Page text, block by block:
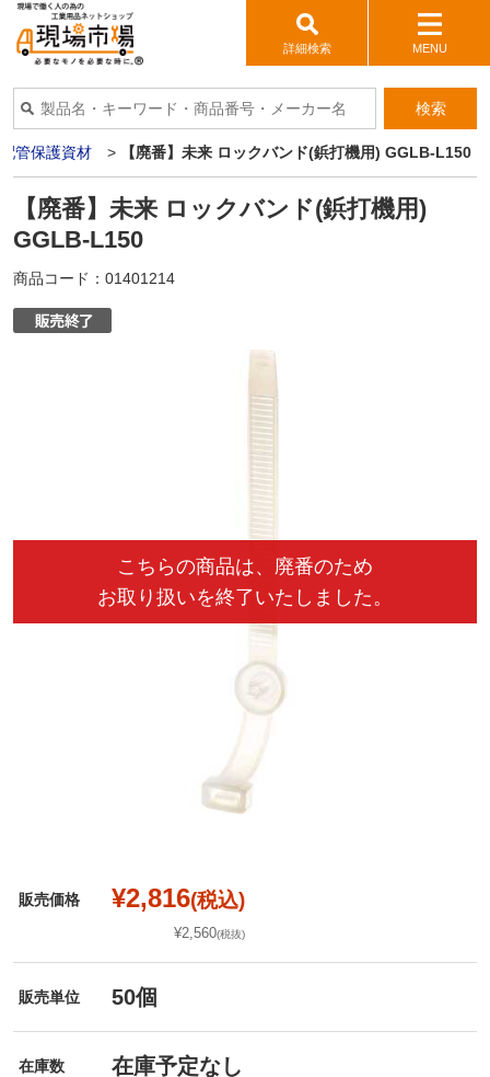
詳細検索 MENU
検索
配管保護資材 > 【廃番】未来 ロックバンド(鋲打機用) GGLB-L150
【廃番】未来 ロックバンド(鋲打機用)
GGLB-L150
商品コード： 01401214
販売価格 ¥2,816(税込)
¥2,560(税抜)
販売単位 50個
在庫数 在庫予定なし